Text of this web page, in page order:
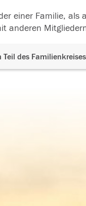
einer Familie,
anderen
des